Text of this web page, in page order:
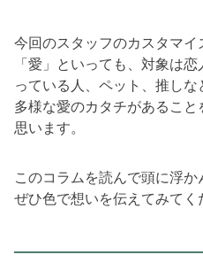
今回のスタッフのカスタマイ
「愛」といっても、対象は
っている人、ペット、推しな
多様な愛のカタチがあるこ
思います。
このコラムを読んで頭に浮か
ぜひ色で想いを伝えてみてく